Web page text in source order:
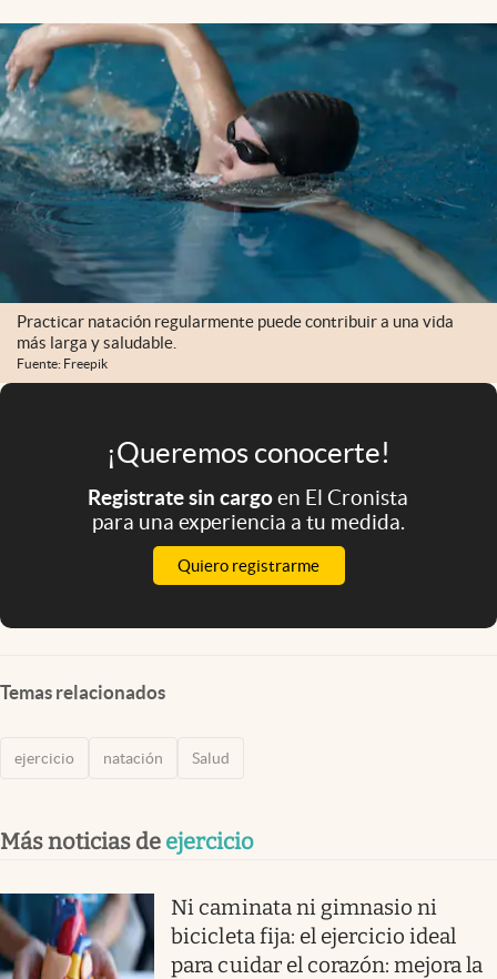
Clase
Clima
Mundial 2026
Eventos Corporativos
El Cronista Studio
Mediakit
abre en nueva pestaña
Argentina
Practicar natación regularmente puede contribuir a una vida
más larga y saludable.
Fuente: Freepik
¡Queremos conocerte!
Registrate sin cargoen El Cronista
para una experiencia a tu medida.
Quiero registrarme
Temas relacionados
ejercicio natación Salud
Más noticias de ejercicio
Ni caminata ni gimnasio ni
bicicleta fija: el ejercicio ideal
para cuidar el corazón: mejora la